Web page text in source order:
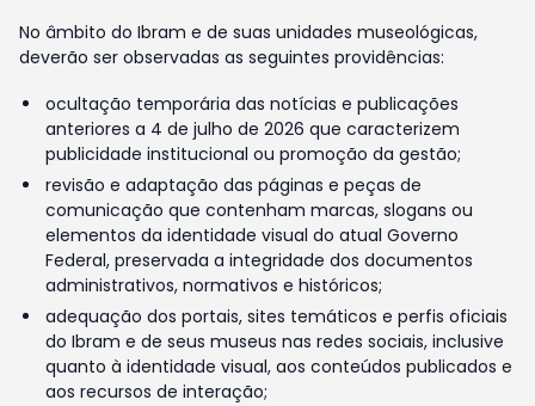
No âmbito do Ibram e de suas unidades museológicas,
deverão ser observadas as seguintes providências:
ocultação temporária das notícias e publicações
anteriores a 4 de julho de 2026 que caracterizem
publicidade institucional ou promoção da gestão;
revisão e adaptação das páginas e peças de
comunicação que contenham marcas, slogans ou
elementos da identidade visual do atual Governo
Federal, preservada a integridade dos documentos
administrativos, normativos e históricos;
adequação dos portais, sites temáticos e perfis oficiais
do Ibram e de seus museus nas redes sociais, inclusive
quanto à identidade visual, aos conteúdos publicados e
aos recursos de interação;